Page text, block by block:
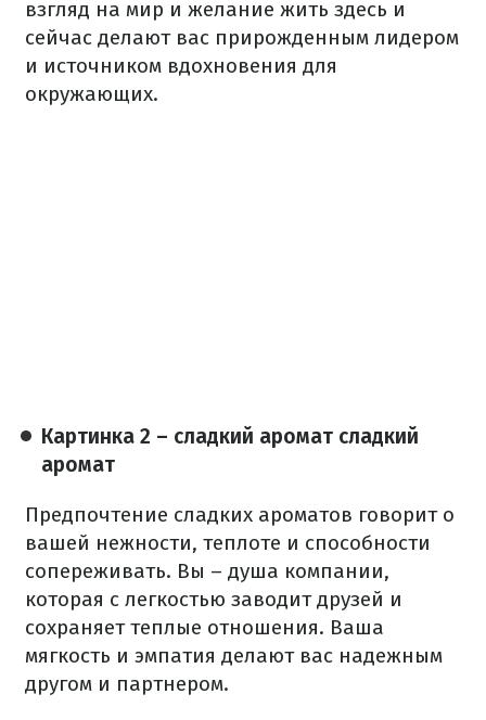
взгляд на мир и желание жить здесь и
сейчас делают вас прирожденным лидером
и источником вдохновения для
окружающих.
Картинка 2 – сладкий аромат сладкий
аромат
Предпочтение сладких ароматов говорит о
вашей нежности, теплоте и способности
сопереживать. Вы – душа компании,
которая с легкостью заводит друзей и
сохраняет теплые отношения. Ваша
мягкость и эмпатия делают вас надежным
другом и партнером.